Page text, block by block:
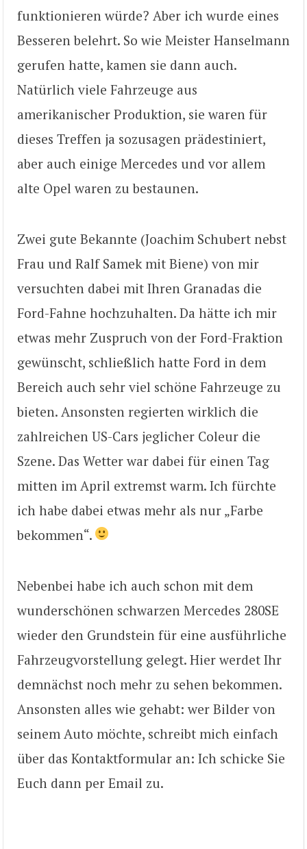
funktionieren würde? Aber ich wurde eines
Besseren belehrt. So wie Meister Hanselmann
gerufen hatte, kamen sie dann auch.
Natürlich viele Fahrzeuge aus
amerikanischer Produktion, sie waren für
dieses Treffen ja sozusagen prädestiniert,
aber auch einige Mercedes und vor allem
alte Opel waren zu bestaunen.
Zwei gute Bekannte (Joachim Schubert nebst
Frau und Ralf Samek mit Biene) von mir
versuchten dabei mit Ihren Granadas die
Ford-Fahne hochzuhalten. Da hätte ich mir
etwas mehr Zuspruch von der Ford-Fraktion
gewünscht, schließlich hatte Ford in dem
Bereich auch sehr viel schöne Fahrzeuge zu
bieten. Ansonsten regierten wirklich die
zahlreichen US-Cars jeglicher Coleur die
Szene. Das Wetter war dabei für einen Tag
mitten im April extremst warm. Ich fürchte
ich habe dabei etwas mehr als nur „Farbe
bekommen“.
Nebenbei habe ich auch schon mit dem
wunderschönen schwarzen Mercedes 280SE
wieder den Grundstein für eine ausführliche
Fahrzeugvorstellung gelegt. Hier werdet Ihr
demnächst noch mehr zu sehen bekommen.
Ansonsten alles wie gehabt: wer Bilder von
seinem Auto möchte, schreibt mich einfach
über das Kontaktformular an: Ich schicke Sie
Euch dann per Email zu.